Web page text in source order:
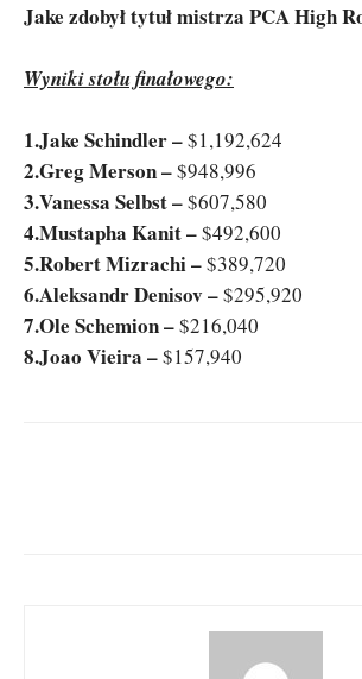
Jake zdobył tytuł mistrza PCA High
Wyniki stołu finałowego:
1.Jake Schindler –$1,192,624
2.Greg Merson –$948,996
3.Vanessa Selbst –$607,580
4.Mustapha Kanit –$492,600
5.Robert Mizrachi –$389,720
6.Aleksandr Denisov –$295,920
7.Ole Schemion –$216,040
8.Joao Vieira –$157,940